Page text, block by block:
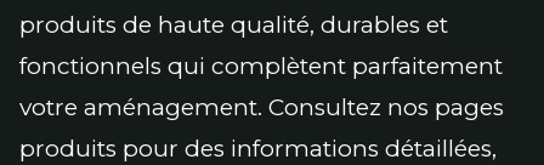
produits de haute qualité, durables et
fonctionnels qui complètent parfaitement
votre aménagement. Consultez nos pages
produits pour des informations détaillées,